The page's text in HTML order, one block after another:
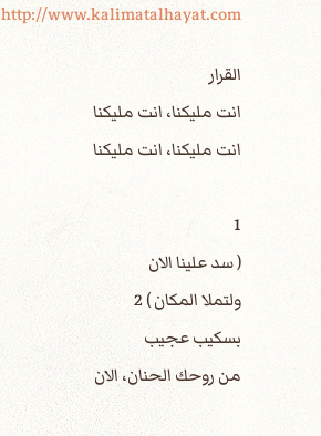
http://www.kalimatalhayat.com
القرار
انت مليكنا، انت مليكنا
انت مليكنا، انت مليكنا
1
( سد علينا الان
ولتملا المكان ) 2
بسكيب عجيب
من روحك الحنان، الان